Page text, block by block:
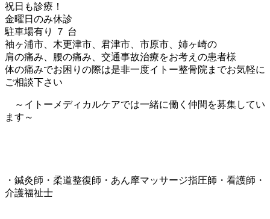
祝日も診療！
金曜日のみ休診
駐車場有り ７ 台
袖ヶ浦市、木更津市、君津市、市原市、姉ヶ崎の
肩の痛み、腰の痛み、交通事故治療をお考えの患者様
体の痛みでお困りの際は是非一度イトー整骨院までお気軽に
ご相談下さい
～イトーメディカルケアでは一緒に働く仲間を募集してい
ます～
・鍼灸師・柔道整復師・あん摩マッサージ指圧師・看護師・
介護福祉士